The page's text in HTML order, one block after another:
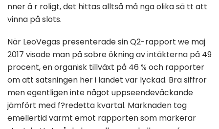
nner ä r roligt, det hittas alltså må nga olika sä tt att
vinna på slots.
När LeoVegas presenterade sin Q2-rapport we maj
2017 visade man på sobre ökning av intäkterna på 49
procent, en organisk tillväxt på 46 % och rapporter
om att satsningen her i landet var lyckad. Bra siffror
men egentligen inte något uppseendeväckande
jämfört med f?redetta kvartal. Marknaden tog
emellertid varmt emot rapporten som markerar